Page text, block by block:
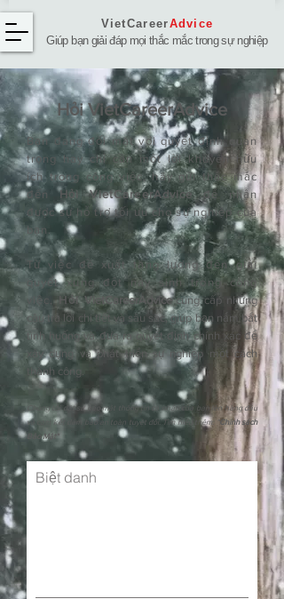
VietCareerAdvice
Giúp bạn giải đáp mọi thắc mắc trong sự nghiệp
Hỏi ​VietCareerAdvice
Bạn đang đối mặt với quyết định quan
trọng hay chỉ cần một lời khuyên hữu
ích trong công việc, hãy gửi thắc mắc
đếnHỏi VietCareerAdviceđể nhận
được sự hỗ trợ tối ưu cho sự nghiệp của
bạn.
Từ việc đề xuất tăng lương đến giải
quyết xung đột nảy sinh trong công
việc, HỏiVietCareerAdvicecung cấp những
câu trả lời chi tiết và sâu sắc, giúp bạn nắm bắt
tình huống và đưa ra quyết định chính xác để
xây dựng và phát triển sự nghiệp một cách
thành công.
Chúng tôi đặt sự bảo mật thông tin cá nhân của bạn lên hàng đầu
và cam kết đảm bảo an toàn tuyệt đối. Tìm hiểu thêm: " Chính sách
Bảo Mật"
Biệt danh